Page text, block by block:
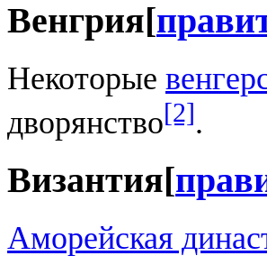
Венгрия[
Некоторые
дворянство[2].
Византия[
Аморейская